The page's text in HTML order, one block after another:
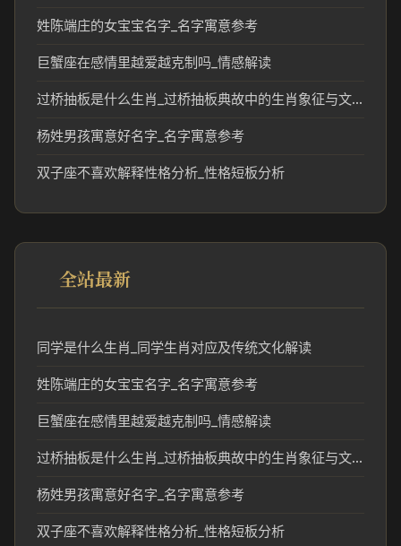
姓陈端庄的女宝宝名字_名字寓意参考
巨蟹座在感情里越爱越克制吗_情感解读
过桥抽板是什么生肖_过桥抽板典故中的生肖象征与文化解析
杨姓男孩寓意好名字_名字寓意参考
双子座不喜欢解释性格分析_性格短板分析
全站最新
同学是什么生肖_同学生肖对应及传统文化解读
姓陈端庄的女宝宝名字_名字寓意参考
巨蟹座在感情里越爱越克制吗_情感解读
过桥抽板是什么生肖_过桥抽板典故中的生肖象征与文化解析
杨姓男孩寓意好名字_名字寓意参考
双子座不喜欢解释性格分析_性格短板分析